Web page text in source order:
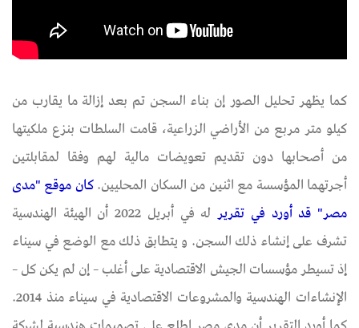
​​​​​​​كما يظهر تحليل الصور إن بناء السجن تم بعد إزالة ما يقارب من
كيلو متر مربع من الأراضي الزراعية، قامت السلطات بنزع ملكيتها
من أصحابها دون تقديم تعويضات مالية لهم وفقا لمقابلتين
أجرتهما المؤسسة مع اثنين من السكان المحليين.كان موقع "مدى
مصر" قد أورد في تقرير
له في أبريل 2022 أن الهيئة الهندسية
تشرف على إنشاء ذلك السجن. و يتطابق ذلك مع الوضع في سيناء
إذ تسيطر مؤسسات الجيش الاقتصادية على أغلب – إن لم يكن كل –
الإنشاءات الهندسية والمشروعات الاقتصادية في سيناء منذ 2014.